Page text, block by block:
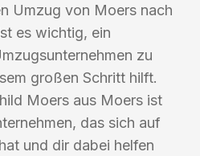
Umzug von Moers nach
es wichtig, ein
zu
großen Schritt hilft.
Moers aus Moers ist
das sich auf
und dir dabei helfen